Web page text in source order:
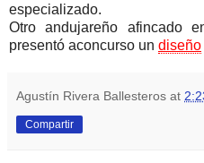
especializado.
Otro andujareño afincado
presentó aconcurso un diseño
Agustín Rivera Ballesteros at
Compartir